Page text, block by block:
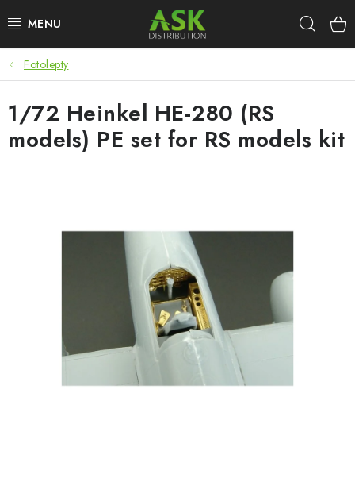
na
WARHAMMER
ASK PRODUKTY
NOVINKY
DOPLŇKY K MODELŮM
SKY RIDERS COFFEE
Fotolepty
1/72 Heinkel HE-280 (RS
models) PE set for RS models kit